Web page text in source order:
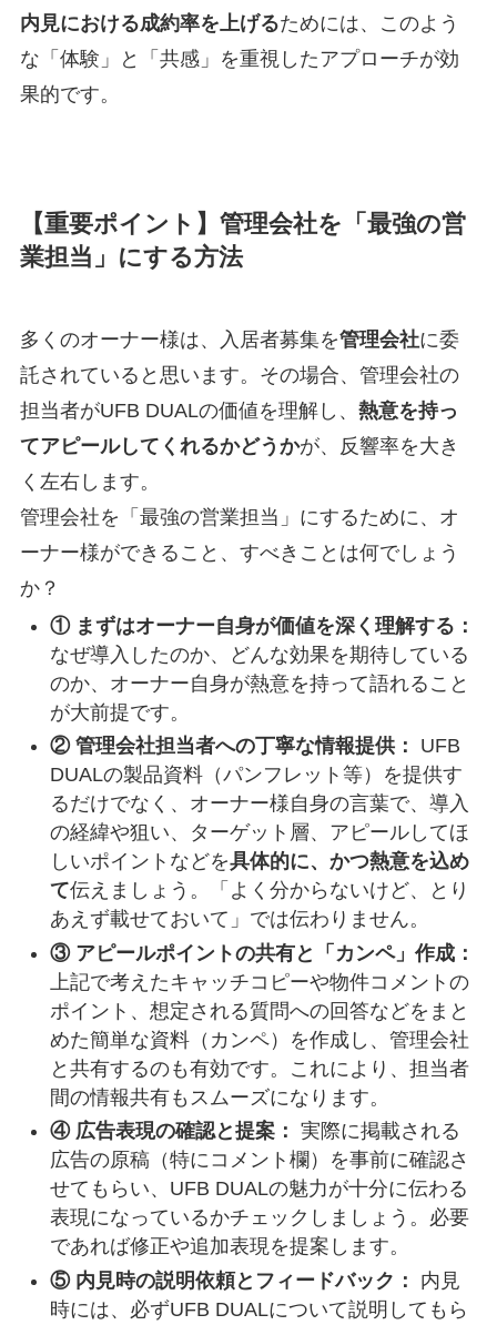
内見における成約率を上げるためには、このよう
な「体験」と「共感」を重視したアプローチが効
果的です。
【重要ポイント】管理会社を「最強の営
業担当」にする方法
多くのオーナー様は、入居者募集を管理会社に委
託されていると思います。その場合、管理会社の
担当者がUFB DUALの価値を理解し、 熱意を持っ
てアピールしてくれるかどうかが、反響率を大き
く左右します。
管理会社を「最強の営業担当」にするために、オ
ーナー様ができること、すべきことは何でしょう
か？
① まずはオーナー自身が価値を深く理解する：
なぜ導入したのか、どんな効果を期待している
のか、オーナー自身が熱意を持って語れること
が大前提です。
② 管理会社担当者への丁寧な情報提供：
UFB
DUALの製品資料（パンフレット等）を提供す
るだけでなく、オーナー様自身の言葉で、導入
の経緯や狙い、ターゲット層、アピールしてほ
しいポイントなどを具体的に、かつ熱意を込め
て伝えましょう。「よく分からないけど、とり
あえず載せておいて」では伝わりません。
③ アピールポイントの共有と「カンペ」作成：
上記で考えたキャッチコピーや物件コメントの
ポイント、想定される質問への回答などをまと
めた簡単な資料（カンペ）を作成し、管理会社
と共有するのも有効です。これにより、担当者
間の情報共有もスムーズになります。
④ 広告表現の確認と提案： 実際に掲載される
広告の原稿（特にコメント欄）を事前に確認さ
せてもらい、UFB DUALの魅力が十分に伝わる
表現になっているかチェックしましょう。必要
であれば修正や追加表現を提案します。
⑤ 内見時の説明依頼とフィードバック：
内見
時には、必ずUFB DUALについて説明してもら